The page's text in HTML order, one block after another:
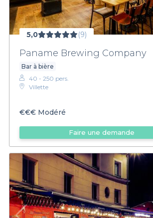
5,0 (9)
Paname Brewing Company
Bar à bière
40 - 250 pers.
Villette
€€€ Modéré
Faire une demande